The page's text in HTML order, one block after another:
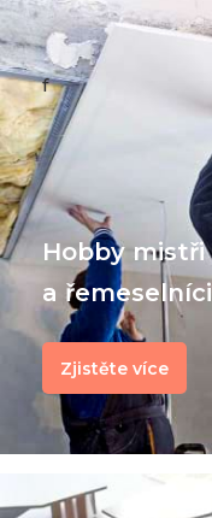
f
Hobby mistři
a řemeselníci
Zjistěte více